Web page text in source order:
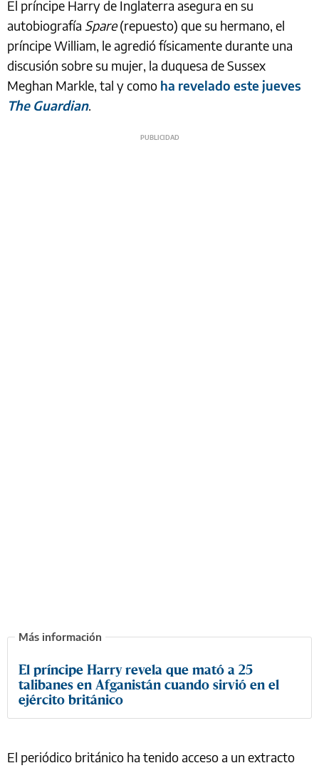
El príncipe Harry de Inglaterra asegura en su
autobiografía Spare(repuesto) que su hermano, el
príncipe William, le agredió físicamente durante una
discusión sobre su mujer, la duquesa de Sussex
Meghan Markle, tal y como ha revelado este jueves
The Guardian.
El príncipe Harry revela que mató a 25
talibanes en Afganistán cuando sirvió en el
ejército británico
El periódico británico ha tenido acceso a un extracto